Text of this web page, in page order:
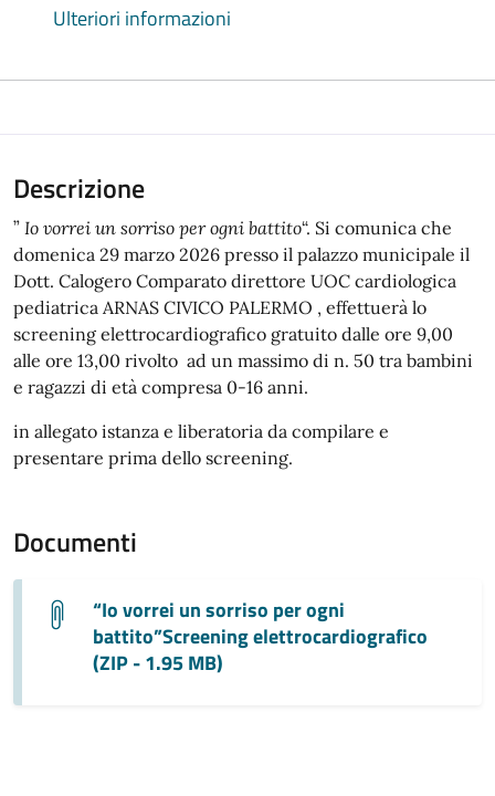
Ulteriori informazioni
Descrizione
” Io vorrei un sorriso per ogni battito“. Si comunica che
domenica 29 marzo 2026 presso il palazzo municipale il
Dott. Calogero Comparato direttore UOC cardiologica
pediatrica ARNAS CIVICO PALERMO , effettuerà lo
screening elettrocardiografico gratuito dalle ore 9,00
alle ore 13,00 rivolto ad un massimo di n. 50 tra bambini
e ragazzi di età compresa 0-16 anni.
in allegato istanza e liberatoria da compilare e
presentare prima dello screening.
Documenti
“Io vorrei un sorriso per ogni
battito”Screening elettrocardiografico
(ZIP - 1.95 MB)